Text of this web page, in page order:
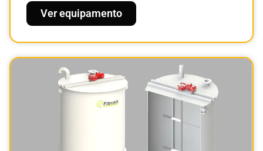
Ver equipamento